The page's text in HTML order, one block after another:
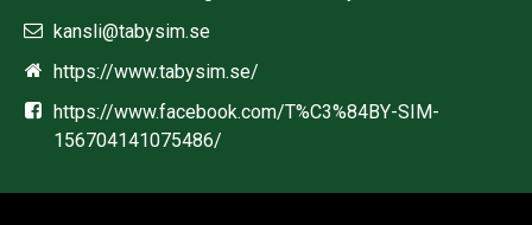
kansli@tabysim.se
https://www.tabysim.se/
https://www.facebook.com/T%C3%84BY-SIM-
156704141075486/